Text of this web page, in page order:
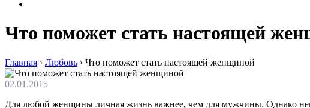
Что поможет стать настоящей
Главная › Любовь › Что поможет стать настоящей женщиной
02.01.2015
Для любой женщины личная жизнь важнее, чем для мужчины. Однако